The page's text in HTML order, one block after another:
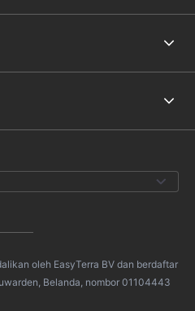
oleh EasyTerra BV dan berdaftar
Belanda, nombor 01104443